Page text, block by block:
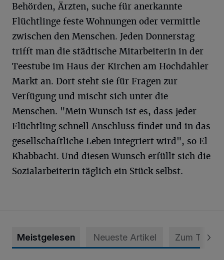
Behörden, Ärzten, suche für anerkannte
Flüchtlinge feste Wohnungen oder vermittle
zwischen den Menschen. Jeden Donnerstag
trifft man die städtische Mitarbeiterin in der
Teestube im Haus der Kirchen am Hochdahler
Markt an. Dort steht sie für Fragen zur
Verfügung und mischt sich unter die
Menschen. "Mein Wunsch ist es, dass jeder
Flüchtling schnell Anschluss findet und in das
gesellschaftliche Leben integriert wird", so El
Khabbachi. Und diesen Wunsch erfüllt sich die
Sozialarbeiterin täglich ein Stück selbst.
Meistgelesen Neueste Artikel Zum Thema